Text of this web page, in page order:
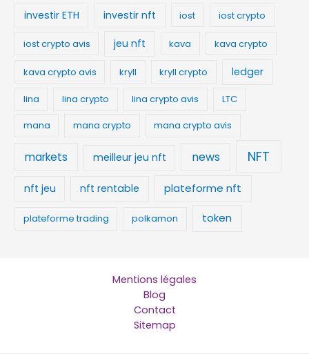
investir ETH investir nft iost iost crypto
iost crypto avis jeu nft kava kava crypto
kava crypto avis kryll kryll crypto ledger
lina lina crypto lina crypto avis
LTC
mana
mana crypto mana crypto avis
markets meilleur jeu nft news NFT
nft jeu nft rentable plateforme nft
plateforme trading polkamon token
Mentions légales
Blog
Contact
Sitemap